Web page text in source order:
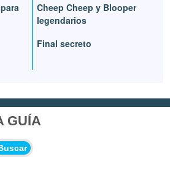
Cheep Cheep y Blooper
legendarios
Final secreto
GUÍA